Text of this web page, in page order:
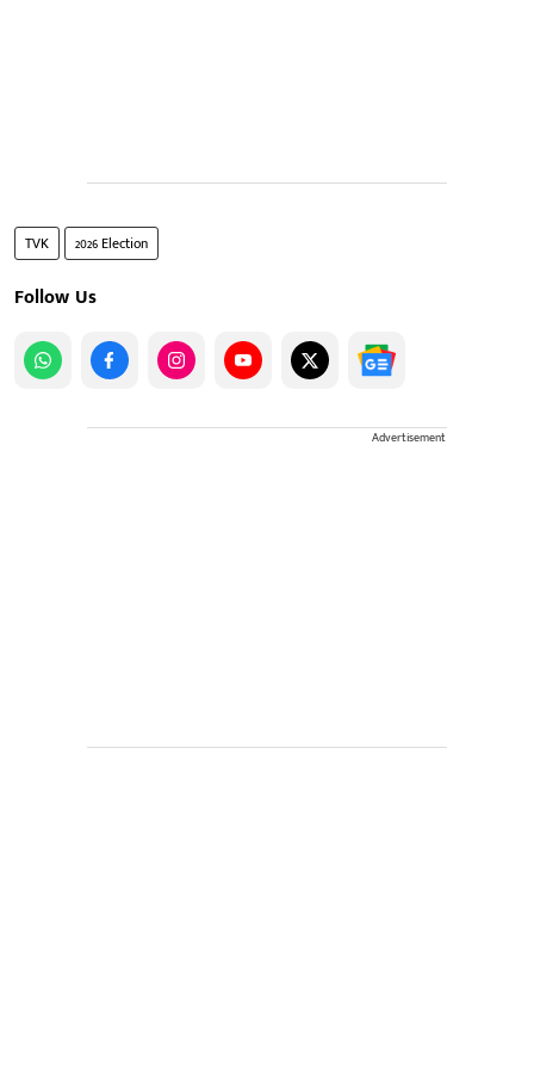
TVK 2026 Election
Follow Us
Advertisement